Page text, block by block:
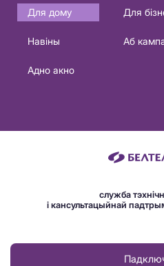
Основная
навигация
Для дому Для
Навіны
Аб
Адно акно
служба
і кансультацыйнай